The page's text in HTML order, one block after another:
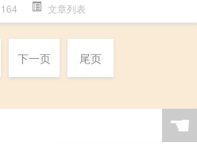
164 文章列表
下一页 尾页
☚